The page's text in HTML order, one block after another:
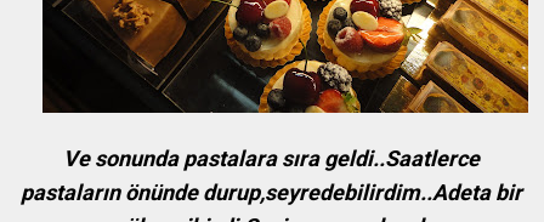
Ve sonunda pastalara sıra geldi..Saatlerce
pastaların önünde durup,seyredebilirdim..Adeta bir